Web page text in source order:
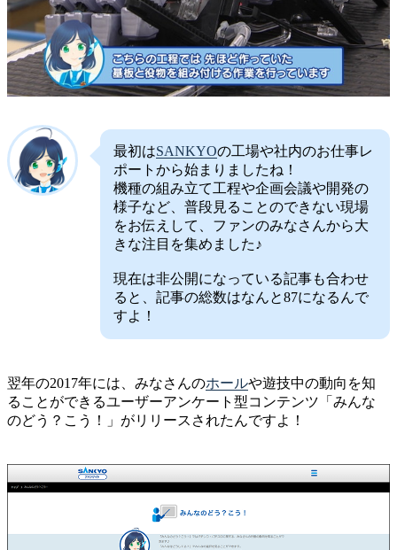
最初はSANKYOの工場や社内のお仕事レ
ポートから始まりましたね！
機種の組み立て工程や企画会議や開発の
様子など、普段見ることのできない現場
をお伝えして、ファンのみなさんから大
きな注目を集めました♪
現在は非公開になっている記事も合わせ
ると、記事の総数はなんと87になるんで
すよ！
翌年の2017年には、みなさんのホールや遊技中の動向を知
ることができるユーザーアンケート型コンテンツ「みんな
のどう？こう！」がリリースされたんですよ！